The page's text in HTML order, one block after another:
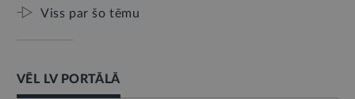
Viss par šo tēmu
VĒL LV PORTĀLĀ
AMATPERSONAS RUNA